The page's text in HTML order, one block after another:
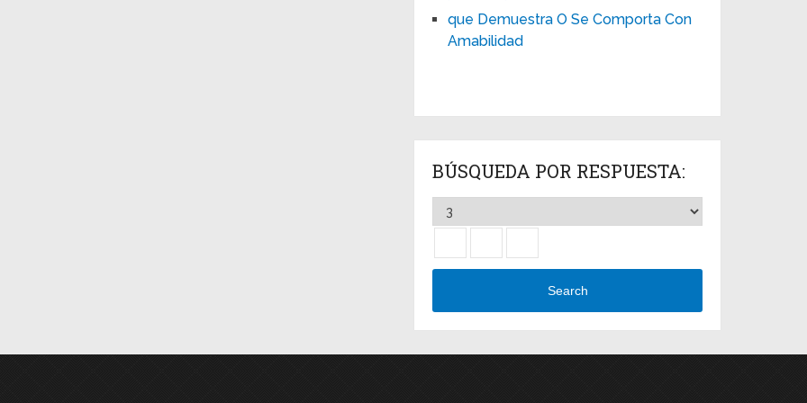
que Demuestra O Se Comporta Con
Amabilidad
BÚSQUEDA POR RESPUESTA:
Search